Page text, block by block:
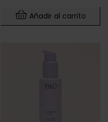
Añadir al carrito